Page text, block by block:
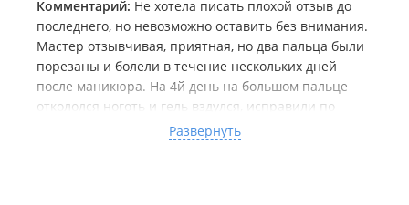
Комментарий: Не хотела писать плохой отзыв до
последнего, но невозможно оставить без внимания.
Мастер отзывчивая, приятная, но два пальца были
порезаны и болели в течение нескольких дней
после маникюра. На 4й день на большом пальце
откололся ноготь и гель вздулся, исправили по
гарантии на 6 день, за что спасибо. Через 10 дней с
трех ногтей начало слезать верхнее покрытие - топ.
Развернуть